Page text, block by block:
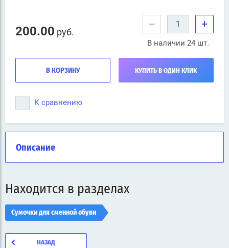
200.00 руб.
− +
В наличии 24 шт.
В КОРЗИНУ КУПИТЬ В ОДИН КЛИК
К сравнению
Описание
Находится в разделах
Сумочки для сменной обуви
НАЗАД